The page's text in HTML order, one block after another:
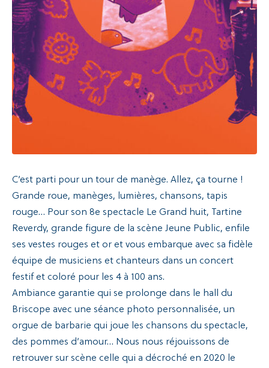
C’est parti pour un tour de manège. Allez, ça tourne !
Grande roue, manèges, lumières, chansons, tapis
rouge… Pour son 8e spectacle Le Grand huit, Tartine
Reverdy, grande figure de la scène Jeune Public, enfile
ses vestes rouges et or et vous embarque avec sa fidèle
équipe de musiciens et chanteurs dans un concert
festif et coloré pour les 4 à 100 ans.
Ambiance garantie qui se prolonge dans le hall du
Briscope avec une séance photo personnalisée, un
orgue de barbarie qui joue les chansons du spectacle,
des pommes d’amour… Nous nous réjouissons de
retrouver sur scène celle qui a décroché en 2020 le